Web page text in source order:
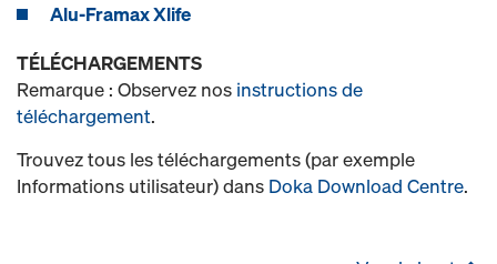
Alu-Framax Xlife
TÉLÉCHARGEMENTS
Remarque : Observez nos instructions de
téléchargement.
Trouvez tous les téléchargements (par exemple
Informations utilisateur) dans Doka Download Centre.